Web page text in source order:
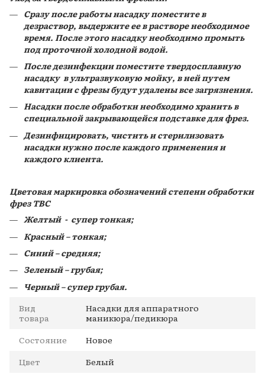
Сразу после работы насадку поместите в
дезраствор, выдержите ее в растворе необходимое
время. После этого насадку необходимо промыть
под проточной холодной водой.
После дезинфекции поместите твердосплавную
насадку в ультразвуковую мойку, в ней путем
кавитации с фрезы будут удалены все загрязнения.
Насадки после обработки необходимо хранить в
специальной закрывающейся подставке для фрез.
Дезинфицировать, чистить и стерилизовать
насадки нужно после каждого применения и
каждого клиента.
Цветовая маркировка обозначений степени обработки
фрез ТВС
Желтый - супер тонкая;
Красный – тонкая;
Синий – средняя;
Зеленый – грубая;
Черный – супер грубая.
Вид
товара
Насадки для аппаратного
маникюра/педикюра
Состояние
Новое
Цвет
Белый